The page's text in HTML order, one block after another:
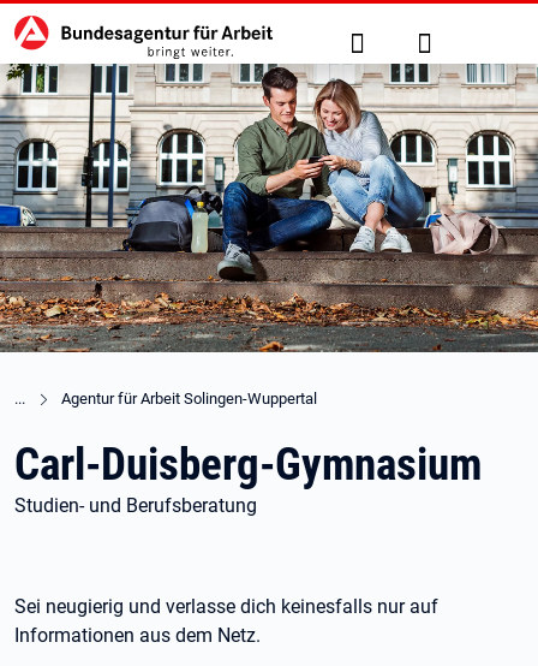
zu den Hauptinhalten springen
Hauptnavigation Suche Anmelden
Agentur für Arbeit Solingen-Wuppertal
Carl-Duisberg-Gymnasium
Studien- und Berufsberatung
Sei neugierig und verlasse dich keinesfalls nur auf
Informationen aus dem Netz.